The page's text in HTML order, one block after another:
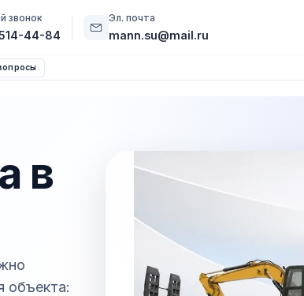
звонок
44-84
Эл. почта
mann.su@mail.ru
в
объекта: